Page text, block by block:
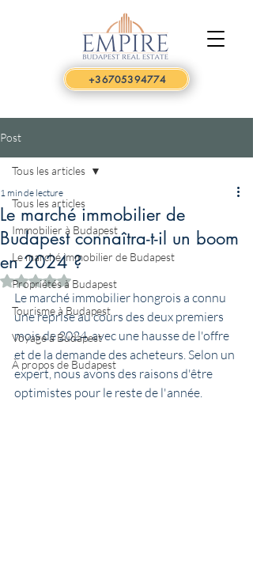
+36705394774
Post
Tous les articles
Immobilier à Budapest
Le marché immobilier de Budapest
Propriétés à Budapest
Tourisme à Budapest
Voyage à Budapest
À propos de Budapest
Tous les articles
Le marché immobilier de
Budapest connaîtra-t-il un boom
en 2024 ?
1 min de lecture
Noté NaN étoiles sur 5.
Le marché immobilier hongrois a connu
une reprise au cours des deux premiers
mois de 2024, avec une hausse de l'offre
et de la demande des acheteurs. Selon un
expert, nous avons des raisons d'être
optimistes pour le reste de l'année.